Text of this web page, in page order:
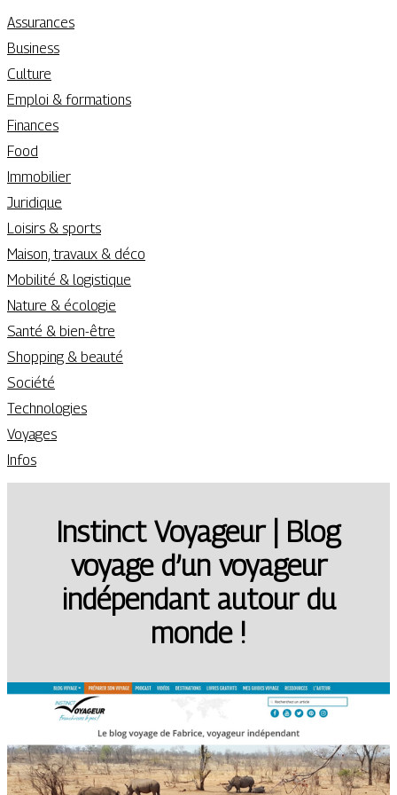
Assurances
Business
Culture
Emploi & formations
Finances
Food
Immobilier
Juridique
Loisirs & sports
Maison, travaux & déco
Mobilité & logistique
Nature & écologie
Santé & bien-être
Shopping & beauté
Société
Technologies
Voyages
Infos
Instinct Voyageur | Blog
voyage d’un voyageur
indépendant autour du
monde !